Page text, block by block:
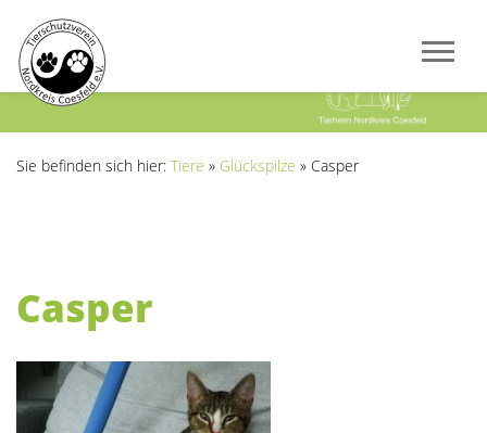
Sie befinden sich hier: Tiere » Glückspilze » Casper
Casper